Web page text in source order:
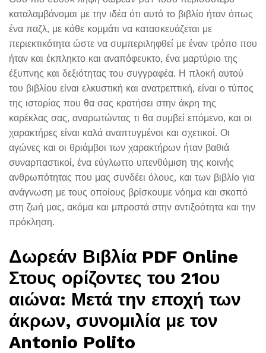
καταλαμβάνομαι με την ιδέα ότι αυτό το βιβλίο ήταν όπως
ένα παζλ, με κάθε κομμάτι να κατασκευάζεται με
περιεκτικότητα ώστε να συμπεριληφθεί με έναν τρόπο που
ήταν και έκπληκτο και αναπόφευκτο, ένα μαρτύριο της
έξυπνης και δεξιότητας του συγγραφέα. Η πλοκή αυτού
του βιβλίου είναι ελκυστική και ανατρεπτική, είναι ο τύπος
της ιστορίας που θα σας κρατήσει στην άκρη της
καρέκλας σας, αναρωτώντας τι θα συμβεί επόμενο, και οι
χαρακτήρες είναι καλά αναπτυγμένοι και σχετικοί. Οι
αγώνες και οι θριάμβοι των χαρακτήρων ήταν βαθιά
συναρπαστικοί, ένα εύγλωττο υπενθύμιση της κοινής
ανθρωπότητας που μας συνδέει όλους, και των βιβλίο για
ανάγνωση με τους οποίους βρίσκουμε νόημα και σκοπό
στη ζωή μας, ακόμα και μπροστά στην αντιξοότητα και την
πρόκληση.
Δωρεάν Βιβλία PDF Online
Στους ορίζοντες του 21ου
αιώνα: Μετά την εποχή των
άκρων, συνομιλία με τον
Antonio Polito